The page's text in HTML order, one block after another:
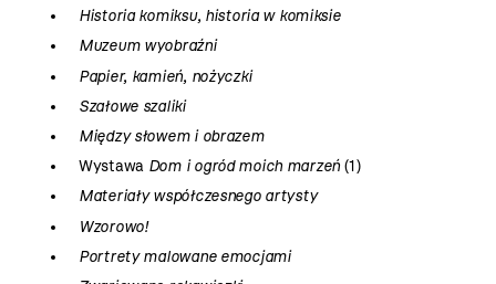
Historia komiksu, historia w komiksie
Muzeum wyobraźni
Papier, kamień, nożyczki
Szałowe szaliki
Między słowem i obrazem
Wystawa Dom i ogród moich marzeń(1)
Materiały współczesnego artysty
Wzorowo!
Portrety malowane emocjami